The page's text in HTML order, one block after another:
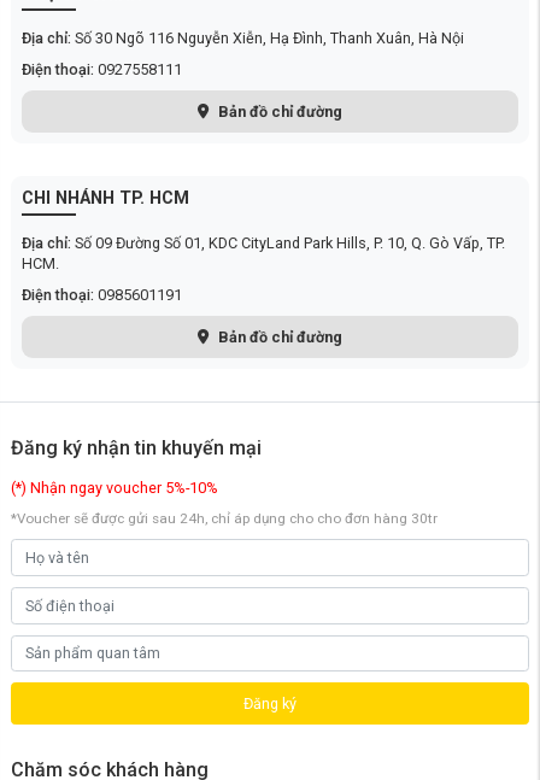
Động cơ hiện đại, dung lượng pin khủng
Quạt tích điện mini để bàn Xiaomi Solove F5
lõi đồng không chổi than. Hiệu suất động cơ hoạt động vượt trội hơn
nhiều so với động cơ thông thường. Từ đó cho hiệu quả hoạt động ổn
định, êm ái, không tạo tiếng ồn, chuyển tốc độ mượt mà hơn.
Dung lượng pin tích hợp lên đến 4000mAh, từ đó cho khả năng hoạt
động liên tục tối đa lên đến gần 12 giờ. Hơn nữa giao diện sạc USB
Type-C khá phổ biến, giúp người dùng có thể dễ dàng cung cấp năng
lượng và kết nối quạt với laptop, sạc dự phòng hoặc ổ cắm USB,... rất
thuận tiện cho việc sử dụng hàng ngày.
Địa chỉ: Số 30 Ngõ 116 Nguyễn Xiễn, Hạ Đình, Thanh Xuân, Hà Nội
Điện thoại: 0927558111
Bản đồ chỉ đường
CHI NHÁNH TP. HCM
Địa chỉ: Số 09 Đường Số 01, KDC CityLand Park Hills, P. 10, Q. Gò Vấp, TP.
HCM.
Điện thoại: 0985601191
Bản đồ chỉ đường
Đăng ký nhận tin khuyến mại
(*) Nhận ngay voucher 5%-10%
*Voucher sẽ được gửi sau 24h, chỉ áp dụng cho cho đơn hàng 30tr
Đăng ký
Chăm sóc khách hàng